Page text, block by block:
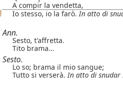
A compir la vendetta,
Io stesso, io la farò.In atto di
Ann.
Sesto, t'affretta.
Tito brama…
Sesto.
Lo so; brama il mio sangue;
Tutto si verserà.In atto di snudar